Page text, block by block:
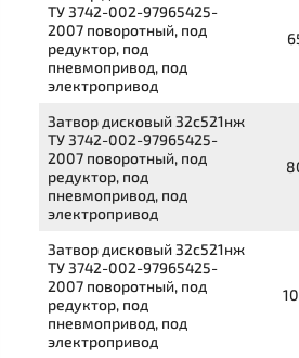
ТУ 3742-002-97965425-
2007 поворотный, под
редуктор, под
пневмопривод, под
электропривод
Затвор дисковый 32с521нж
ТУ 3742-002-97965425-
2007 поворотный, под
редуктор, под
пневмопривод, под
электропривод
Затвор дисковый 32с521нж
ТУ 3742-002-97965425-
2007 поворотный, под
редуктор, под
пневмопривод, под
электропривод